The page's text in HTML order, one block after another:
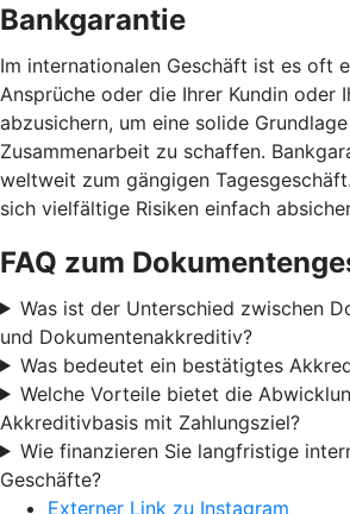
Bankgarantie
Im internationalen Geschäft ist es oft
Ansprüche oder die Ihrer Kundin oder
abzusichern, um eine solide
Zusammenarbeit zu schaffen.
weltweit zum gängigen
sich vielfältige Risiken einfach
FAQ zum
Was ist der Unterschied zwischen
und Dokumentenakkreditiv?
Was bedeutet ein bestätigtes
Welche Vorteile bietet die
Akkreditivbasis mit Zahlungsziel?
Wie finanzieren Sie langfristige
Geschäfte?
Externer Link zu Instagram